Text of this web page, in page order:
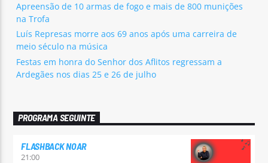
Apreensão de 10 armas de fogo e mais de 800 munições
na Trofa
Luís Represas morre aos 69 anos após uma carreira de
meio século na música
Festas em honra do Senhor dos Aflitos regressam a
Ardegães nos dias 25 e 26 de julho
PROGRAMA SEGUINTE
FLASHBACK NOAR
21:00